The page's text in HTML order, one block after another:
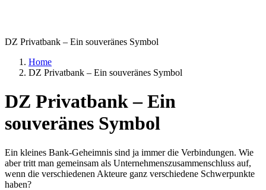
DZ Privatbank – Ein souveränes Symbol
Home
DZ Privatbank – Ein souveränes Symbol
DZ Privatbank – Ein
souveränes Symbol
Ein kleines Bank-Geheimnis sind ja immer die Verbindungen. Wie
aber tritt man gemeinsam als Unternehmenszusammenschluss auf,
wenn die verschiedenen Akteure ganz verschiedene Schwerpunkte
haben?